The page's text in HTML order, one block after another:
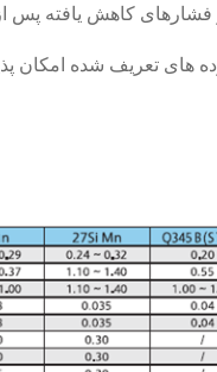
فشارهای کاهش یافته پس
های تعریف شده امکان